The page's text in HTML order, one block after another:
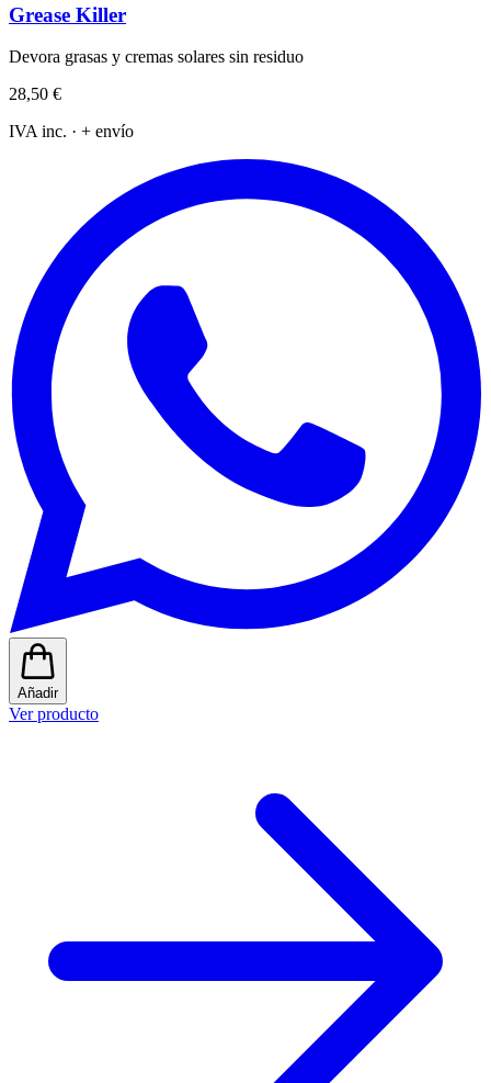
Grease Killer
Devora grasas y cremas solares sin residuo
28,50 €
IVA inc. · + envío
Añadir
Ver producto